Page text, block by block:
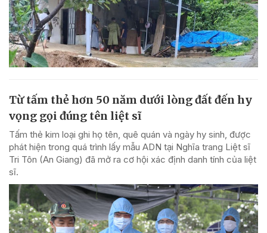
Từ tấm thẻ hơn 50 năm dưới lòng đất đến hy
vọng gọi đúng tên liệt sĩ
Tấm thẻ kim loại ghi họ tên, quê quán và ngày hy sinh, được
phát hiện trong quá trình lấy mẫu ADN tại Nghĩa trang Liệt sĩ
Tri Tôn (An Giang) đã mở ra cơ hội xác định danh tính của liệt
sĩ.